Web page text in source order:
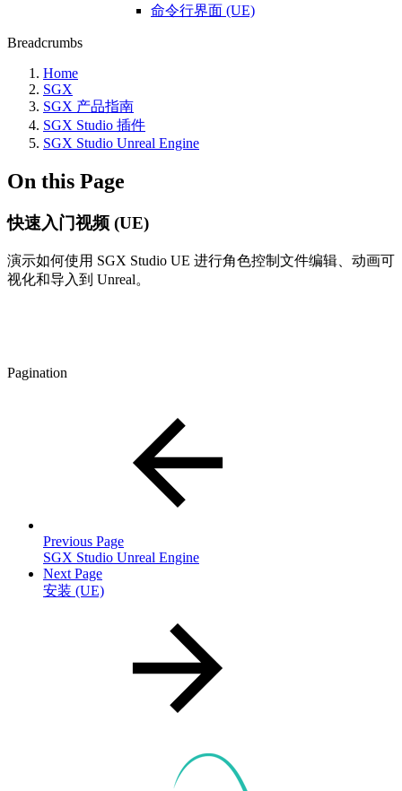
命令行界面 (UE)
Breadcrumbs
Home
SGX
SGX 产品指南
SGX Studio 插件
SGX Studio Unreal Engine
On this Page
快速入门视频 (UE)
演示如何使用 SGX Studio UE 进行角色控制文件编辑、动画可
视化和导入到 Unreal。
Pagination
Previous Page
SGX Studio Unreal Engine
Next Page
安装 (UE)